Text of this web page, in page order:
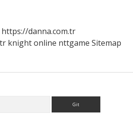
https://danna.com.tr
knight online nttgame Sitemap